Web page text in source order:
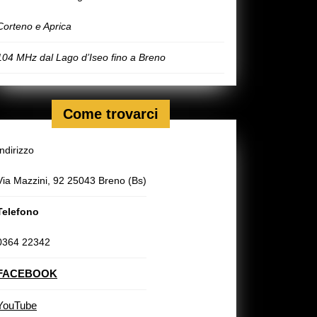
e Aprica
MHz dal Lago d’Iseo fino a Breno
Come trovarci
Mazzini, 92 25043 Breno (Bs)
22342